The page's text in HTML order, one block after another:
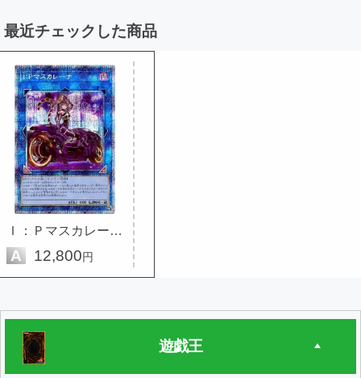
最近チェックした商品
Ｉ：Ｐマスカレーナ（イラスト違い）
A 12,800円
遊戯王